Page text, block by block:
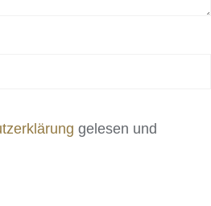
gelesen und